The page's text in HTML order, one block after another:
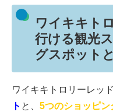
ワイキキト
行ける観光
グスポット
ワイキキトロリーレッ
ト と、 5つのショッピン